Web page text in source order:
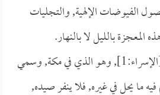
الفيوضات الإلهية, والتجليات
المعجزة بالليل لا بالنهار.
[الإسراء:1], وهو الذي في مكة, وسمي
فيه ما يحل في غيره, فلا ينفر صيده,